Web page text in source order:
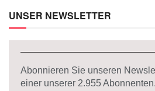
UNSER NEWSLETTER
Abonnieren Sie unseren
einer unserer 2.955Abonnenten.